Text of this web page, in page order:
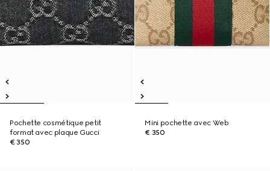
Pochette cosmétique petit
format avec plaque Gucci
€ 350
Mini pochette avec Web
€ 350